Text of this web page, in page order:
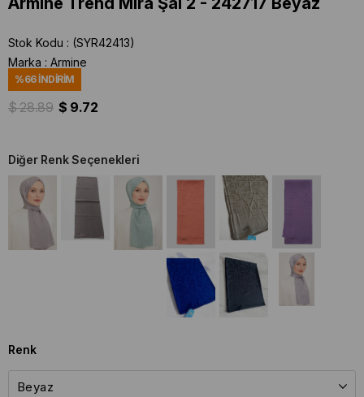
Stok Kodu
(SYR42413)
Marka : Armine
%66İNDIRIM
$ 28.89 $ 9.72
Diğer Renk Seçenekleri
Renk